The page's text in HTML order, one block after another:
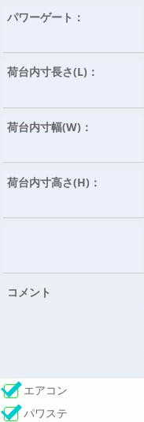
パワーゲート：
荷台内寸長さ(L)：
荷台内寸幅(W)：
荷台内寸高さ(H)：
コメント
エアコン
パワステ